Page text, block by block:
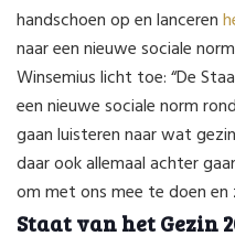
handschoen op en lanceren
naar een nieuwe sociale
Winsemius licht toe: “De
een nieuwe sociale norm
gaan luisteren naar wat
daar ook allemaal achter
om met ons mee te doen
Staat van het Gezin